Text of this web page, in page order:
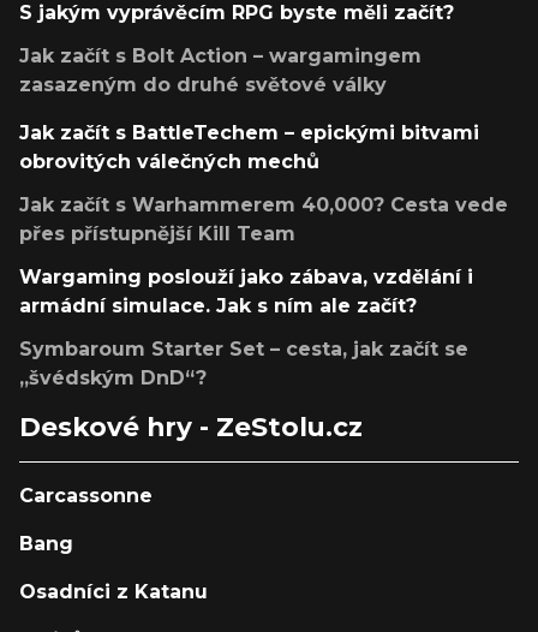
S jakým vyprávěcím RPG byste měli začít?
Jak začít s Bolt Action – wargamingem
zasazeným do druhé světové války
Jak začít s BattleTechem – epickými bitvami
obrovitých válečných mechů
Jak začít s Warhammerem 40,000? Cesta vede
přes přístupnější Kill Team
Wargaming poslouží jako zábava, vzdělání i
armádní simulace. Jak s ním ale začít?
Symbaroum Starter Set – cesta, jak začít se
„švédským DnD“?
Deskové hry - ZeStolu.cz
Carcassonne
Bang
Osadníci z Katanu